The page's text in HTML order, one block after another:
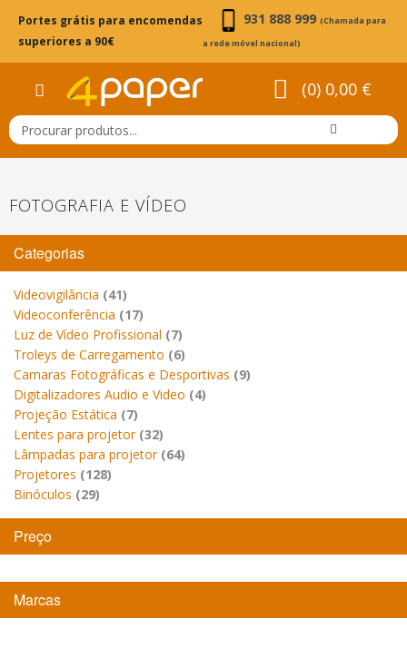
Portes grátis para encomendas
superiores a 90€
931 888 999 (Chamada para
a rede móvel nacional)
(0) 0,00 €
FOTOGRAFIA E VÍDEO
Categorias
Videovigilância (41)
Videoconferência (17)
Luz de Vídeo Profissional (7)
Troleys de Carregamento (6)
Camaras Fotográficas e Desportivas (9)
Digitalizadores Audio e Video (4)
Projeção Estática (7)
Lentes para projetor (32)
Lâmpadas para projetor (64)
Projetores (128)
Binóculos (29)
Preço
Marcas